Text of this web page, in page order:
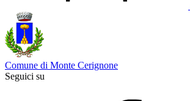
Comune di Monte Cerignone
Seguici su